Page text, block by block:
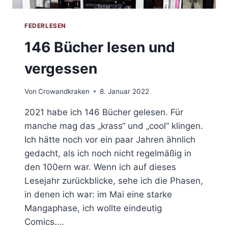
FEDERLESEN
146 Bücher lesen und
vergessen
Von Crowandkraken 8. Januar 2022
2021 habe ich 146 Bücher gelesen. Für
manche mag das „krass“ und „cool“ klingen.
Ich hätte noch vor ein paar Jahren ähnlich
gedacht, als ich noch nicht regelmäßig in
den 100ern war. Wenn ich auf dieses
Lesejahr zurückblicke, sehe ich die Phasen,
in denen ich war: im Mai eine starke
Mangaphase, ich wollte eindeutig
Comics….